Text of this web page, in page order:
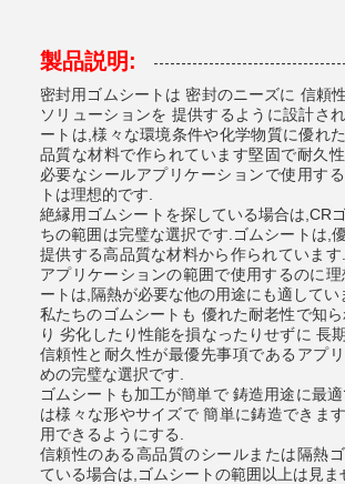
製品説明:
密封用ゴムシートは 密封のニーズに 信頼
ソリューションを 提供するように設計さ
ートは,様々な環境条件や化学物質に優れ
品質な材料で作られています堅固で耐久
必要なシールアプリケーションで使用す
トは理想的です.
絶縁用ゴムシートを探している場合は,CR
ちの範囲は完璧な選択です.ゴムシートは,
提供する高品質な材料から作られていま
アプリケーションの範囲で使用するのに
ートは,隔熱が必要な他の用途にも適してい
私たちのゴムシートも 優れた耐老性で知
り 劣化したり性能を損なったりせずに 長
信頼性と耐久性が最優先事項であるアプ
めの完璧な選択です.
ゴムシートも加工が簡単で 鋳造用途に最
は様々な形やサイズで 簡単に鋳造できま
用できるようにする.
信頼性のある高品質のシールまたは隔熱
ている場合は,ゴムシートの範囲以上は見ま